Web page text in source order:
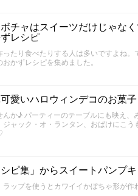
チャはスイーツだけじゃな
レシピ
たり食べたりする人は多いですよね。
かずレシピを集めました。
愛いハロウィンデコのお菓
か♪ パーティーのテーブルにも映え、
ャック・オ・ランタン、おばけにこう
ピ集」からスイートパンプ
ップを使うとカワイイかぼちゃ形が作